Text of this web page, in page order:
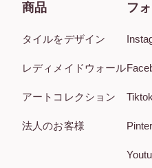
商品
タイルをデザイン
レディメイドウォール
アートコレクション
法人のお客様
フ
Tiktok